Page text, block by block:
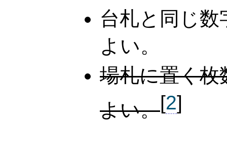
台札と同じ
よい。
場札に置く枚
よい。[2]